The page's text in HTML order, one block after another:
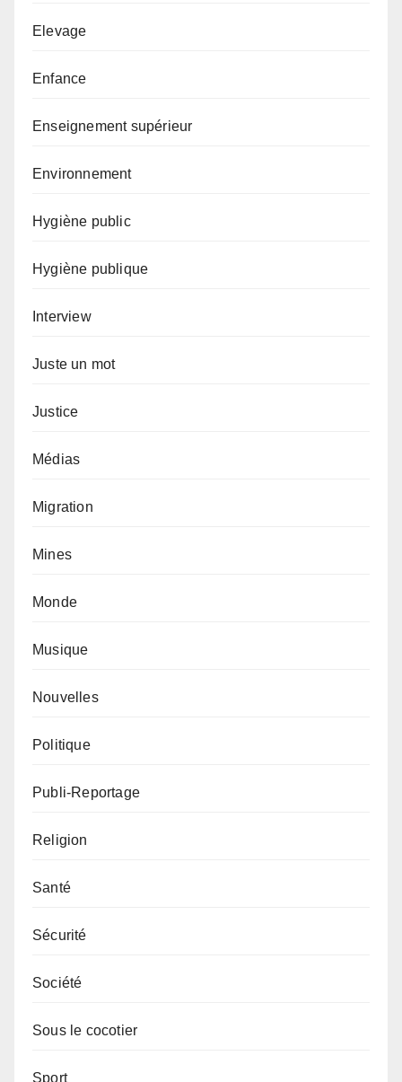
Elevage
Enfance
Enseignement supérieur
Environnement
Hygiène public
Hygiène publique
Interview
Juste un mot
Justice
Médias
Migration
Mines
Monde
Musique
Nouvelles
Politique
Publi-Reportage
Religion
Santé
Sécurité
Société
Sous le cocotier
Sport